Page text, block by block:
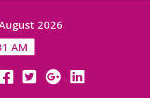
2026
AM